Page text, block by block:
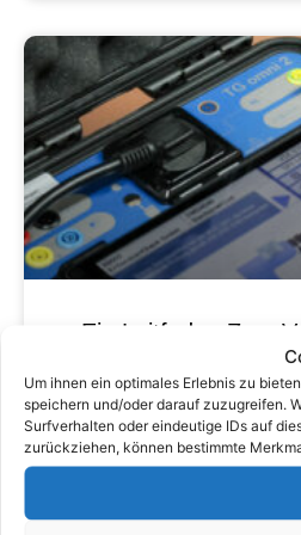
Um ihnen ein optimales Erlebnis zu
speichern und/oder darauf zuzugreifen.
Surfverhalten oder eindeutige IDs auf
zurückziehen, können bestimmte
Ein Leitfaden Zum
DGUV V3 -
Für